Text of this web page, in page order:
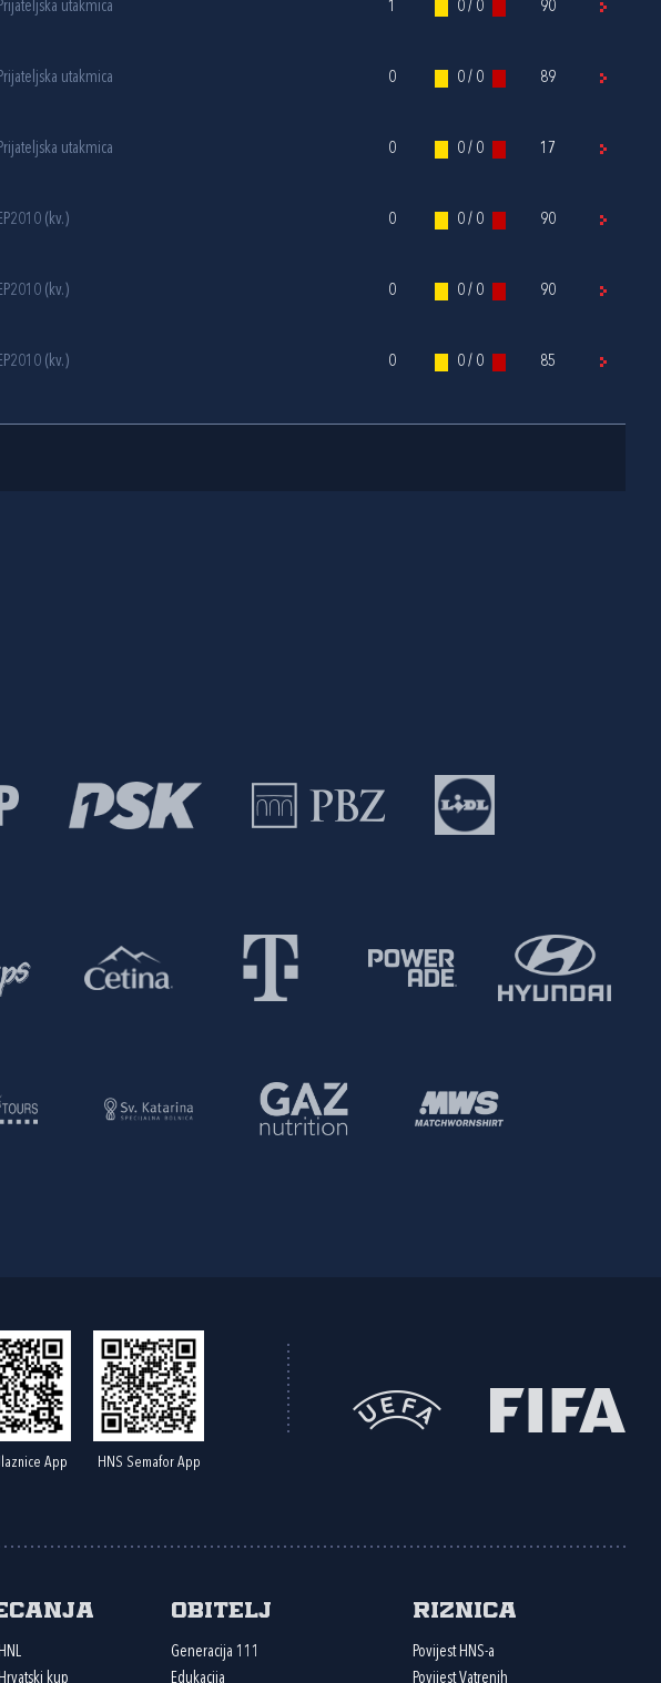
Prijateljska utakmica 1 0 / 0 90
Prijateljska utakmica 0 0 / 0 89
Prijateljska utakmica 0 0 / 0 17
EP2010 (kv.) 0 0 / 0 90
EP2010 (kv.) 0 0 / 0 90
EP2010 (kv.) 0 0 / 0 85
App HNS Semafor App
kup
Obitelj
Generacija 111
Edukacija
Riznica
Povijest HNS-a
Povijest Vatrenih